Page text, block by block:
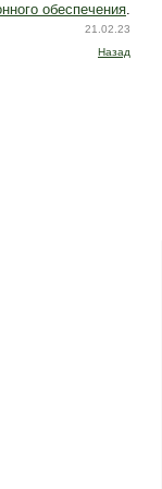
обеспечения
21.02.23
Назад